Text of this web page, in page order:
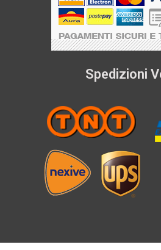
Spedizioni